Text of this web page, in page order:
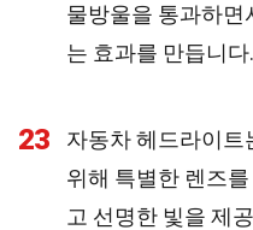
물방울을 통과하면
는 효과를 만듭니다.
23
자동차 헤드라이트
위해 특별한 렌즈
고 선명한 빛을 제